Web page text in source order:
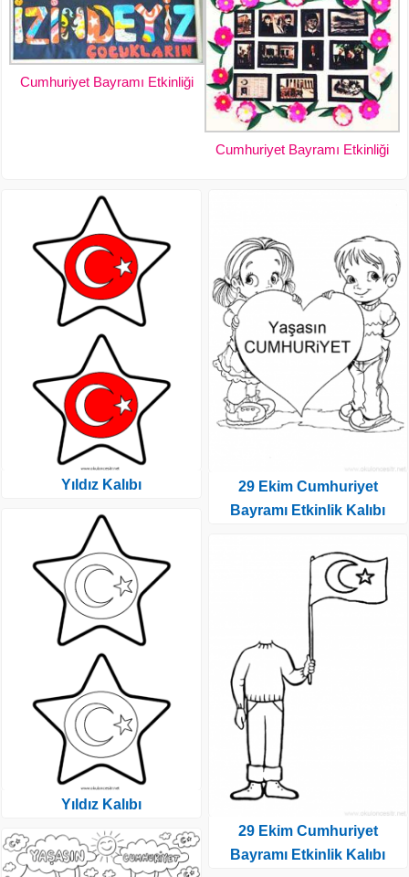
Cumhuriyet Bayramı Etkinliği
Cumhuriyet Bayramı Etkinliği
Yıldız Kalıbı
Yıldız Kalıbı
29 Ekim Cumhuriyet
Bayramı Etkinlik Kalıbı
29 Ekim Cumhuriyet
Bayramı Etkinlik Kalıbı